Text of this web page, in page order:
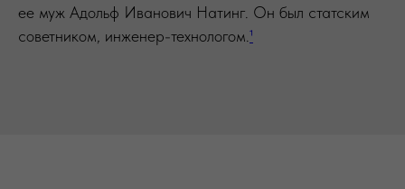
ее муж Адольф Иванович Натинг. Он был статским
советником, инженер-технологом.¹